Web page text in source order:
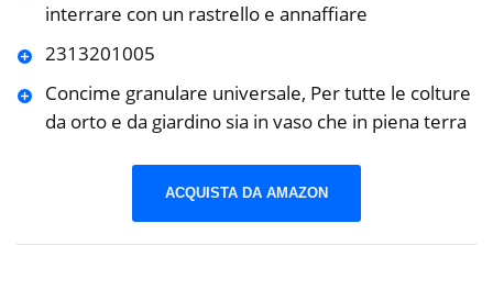
interrare con un rastrello e annaffiare
2313201005
Concime granulare universale, Per tutte le colture
da orto e da giardino sia in vaso che in piena terra
ACQUISTA DA AMAZON